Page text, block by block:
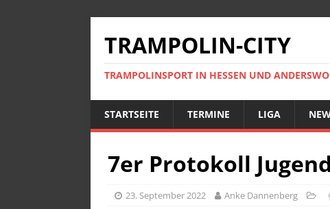
TRAMPOLIN-CITY
TRAMPOLINSPORT IN HESSEN UND ANDERSWO
STARTSEITE TERMINE LIGA
7er Protokoll
23. September 2022 Anke Dannenberg